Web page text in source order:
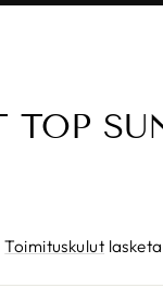
TOP
Toimituskulut